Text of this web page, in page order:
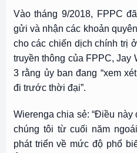
Vào tháng 9/2018, FPPC
gửi và nhận các khoản
cho các chiến dịch chính trị
truyền thông của FPPC, Jay
3 rằng ủy ban đang “xem
đi trước thời đại”.
Wierenga chia sẻ: “Điều này
chúng tôi từ cuối năm
phát triển về mức độ phổ